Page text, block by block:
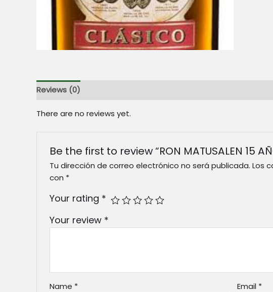
Reviews (0)
There are no reviews yet.
Be the first to review “RON MATUSALEN 15
Tu dirección de correo electrónico no será publicada. Los
con *
Your rating *
Your review *
Name * Email *